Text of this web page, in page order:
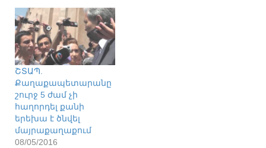
ՇՏԱՊ.
Քաղաքապետարանը
շուրջ 5 ժամ չի
հաղորդել քանի
երեխա է ծնվել
մայրաքաղաքում
08/05/2016